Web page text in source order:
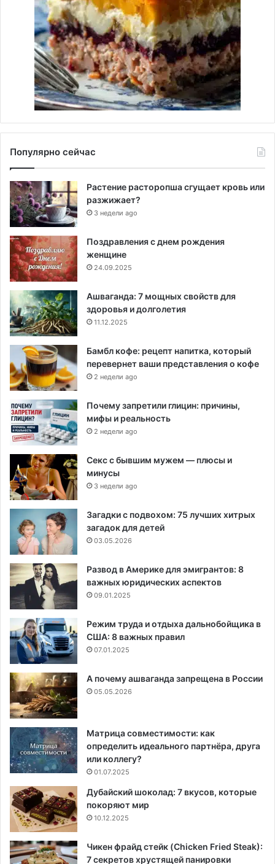
Популярно сейчас
Растение расторопша сгущает кровь или
разжижает?
3 недели ago
Поздравления с днем рождения
женщине
24.09.2025
Ашваганда: 7 мощных свойств для
здоровья и долголетия
11.12.2025
Бамбл кофе: рецепт напитка, который
перевернет ваши представления о кофе
2 недели ago
Почему запретили глицин: причины,
мифы и реальность
2 недели ago
Секс с бывшим мужем — плюсы и
минусы
3 недели ago
Загадки с подвохом: 75 лучших хитрых
загадок для детей
03.05.2026
Развод в Америке для эмигрантов: 8
важных юридических аспектов
09.01.2025
Режим труда и отдыха дальнобойщика в
США: 8 важных правил
07.01.2025
А почему ашваганда запрещена в России
05.05.2026
Матрица совместимости: как
определить идеального партнёра, друга
или коллегу?
01.07.2025
Дубайский шоколад: 7 вкусов, которые
покоряют мир
10.12.2025
Чикен фрайд стейк (Chicken Fried Steak):
7 секретов хрустящей панировки